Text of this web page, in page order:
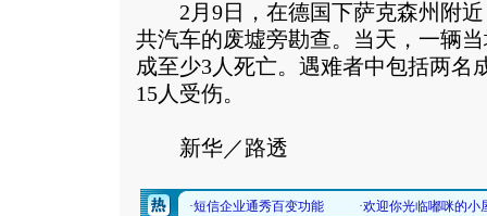
2月9日，在德国下萨克森州附近
共汽车的废墟旁勘查。当天，一辆
成至少3人死亡。遇难者中包括两名
15人受伤。
新华／路透